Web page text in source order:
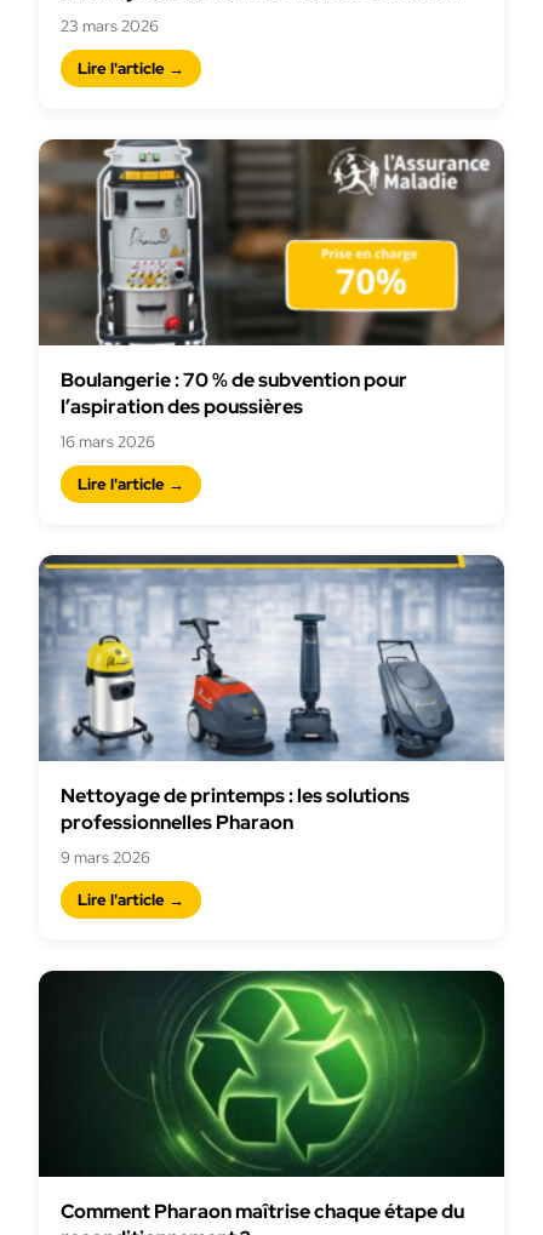
23 mars 2026
Lire l'article →
Boulangerie : 70 % de subvention pour
l’aspiration des poussières
16 mars 2026
Lire l'article →
Nettoyage de printemps : les solutions
professionnelles Pharaon
9 mars 2026
Lire l'article →
Comment Pharaon maîtrise chaque étape du